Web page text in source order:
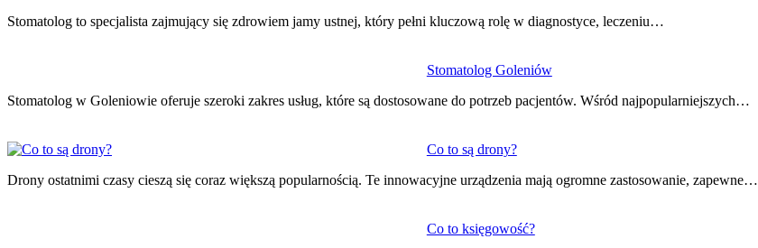
Stomatolog to specjalista zajmujący się zdrowiem jamy ustnej, który pełni kluczową rolę w diagnostyce, leczeniu…
Stomatolog Goleniów
Stomatolog w Goleniowie oferuje szeroki zakres usług, które są dostosowane do potrzeb pacjentów. Wśród najpopularniejszych…
Co to są drony?
Drony ostatnimi czasy cieszą się coraz większą popularnością. Te innowacyjne urządzenia mają ogromne zastosowanie, zapewne…
Co to księgowość?